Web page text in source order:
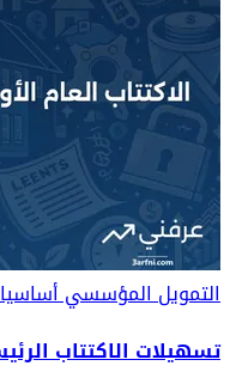
التمويل المؤسسي
تسهيلات الاكتتاب